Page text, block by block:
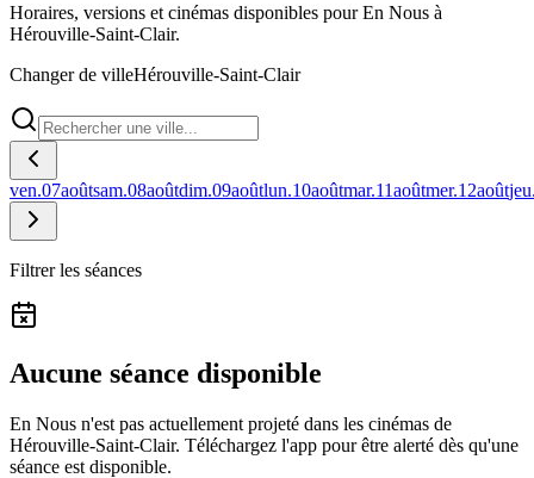
Horaires, versions et cinémas disponibles pour En Nous à
Hérouville-Saint-Clair.
Changer de villeHérouville-Saint-Clair
ven.07aoûtsam.08aoûtdim.09aoûtlun.10aoûtmar.11aoûtmer.12août
Filtrer les séances
Aucune séance disponible
En Nous n'est pas actuellement projeté dans les cinémas de
Hérouville-Saint-Clair. Téléchargez l'app pour être alerté dès qu'une
séance est disponible.